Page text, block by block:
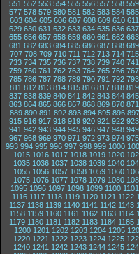
551 552 553 554 555 556 557 558 559
577 578 579 580 581 582 583 584 585
603 604 605 606 607 608 609 610 611
629 630 631 632 633 634 635 636 637
655 656 657 658 659 660 661 662 663
681 682 683 684 685 686 687 688 689
707 708 709 710 711 712 713 714 715
733 734 735 736 737 738 739 740 741
759 760 761 762 763 764 765 766 767
785 786 787 788 789 790 791 792 793
811 812 813 814 815 816 817 818 819
837 838 839 840 841 842 843 844 845
863 864 865 866 867 868 869 870 871
889 890 891 892 893 894 895 896 897
915 916 917 918 919 920 921 922 923
941 942 943 944 945 946 947 948 949
967 968 969 970 971 972 973 974 975
993 994 995 996 997 998 999 1000
1015 1016 1017 1018 1019 1020
1035 1036 1037 1038 1039 1040
1055 1056 1057 1058 1059 1060
1075 1076 1077 1078 1079 1080
1095 1096 1097 1098 1099 1100 1101
1116 1117 1118 1119 1120 1121 1122
1137 1138 1139 1140 1141 1142 1143
1158 1159 1160 1161 1162 1163 1164
1179 1180 1181 1182 1183 1184 1185
1200 1201 1202 1203 1204 1205
1220 1221 1222 1223 1224 1225
1240 1241 1242 1243 1244 1245